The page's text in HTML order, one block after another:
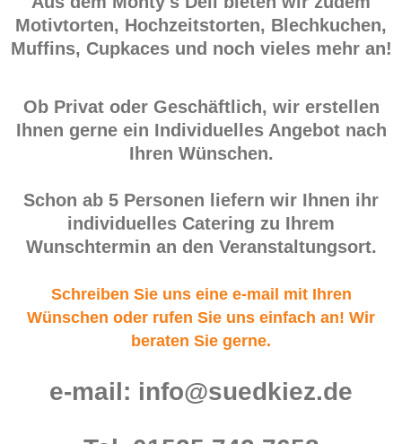
Motivtorten, Hochzeitstorten, Blechkuchen,
Muffins, Cupkaces und noch vieles mehr an!
Ob Privat oder Geschäftlich, wir erstellen
Ihnen gerne ein Individuelles Angebot nach
Ihren Wünschen.
Schon ab 5 Personen liefern wir Ihnen ihr
individuelles Catering zu Ihrem
Wunschtermin an den Veranstaltungsort.
Schreiben Sie uns eine e-mail mit Ihren
Wünschen oder rufen Sie uns einfach an! Wir
beraten Sie gerne.
e-mail: info@suedkiez.de